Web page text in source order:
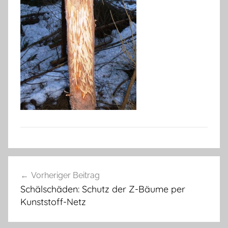
Vorheriger Beitrag
Schälschäden: Schutz der Z-Bäume per
Kunststoff-Netz